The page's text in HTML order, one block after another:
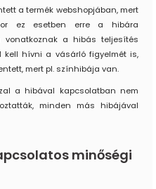
a termék webshopjában, mert
ez esetben erre a hibára
vonatkoznak a hibás teljesítés
kell hívni a vásárló figyelmét is,
mert pl. színhibája van.
a hibával kapcsolatban nem
minden más hibájával
minőségi